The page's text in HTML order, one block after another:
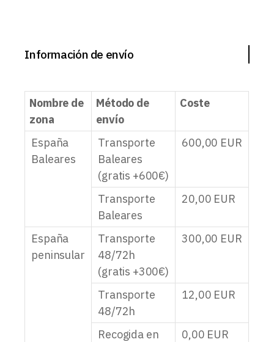
Información de envío
Nombre de
zona
Método de
envío
Coste
España
Baleares
Transporte
Baleares
(gratis +600€)
600,00 EUR
Transporte
Baleares
20,00 EUR
España
peninsular
Transporte
48/72h
(gratis +300€)
300,00 EUR
Transporte
48/72h
12,00 EUR
Recogida en
0,00 EUR